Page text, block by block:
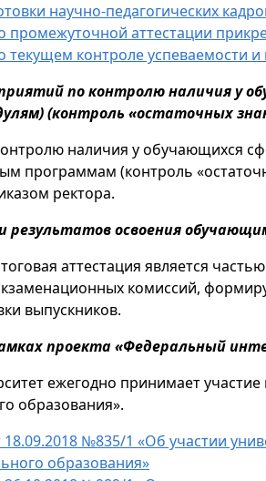
научно-педагогических
аттестации
контроле успеваемости
по контролю наличия у
(контроль «остаточных
наличия у обучающихся
программам (контроль
ректора.
результатов освоения
аттестация является
комиссий,
выпускников.
проекта «Федеральный
ежегодно принимает
образования».
18.09.2018 №835/1 «Об участии
образования»